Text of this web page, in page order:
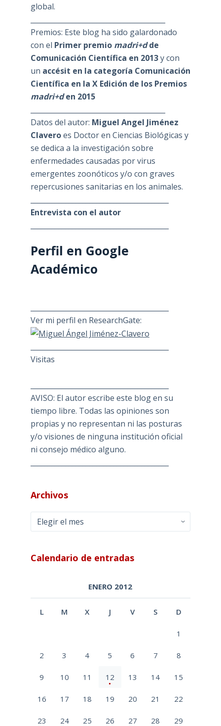
global.
Premios: Este blog ha sido galardonado
con el Primer premio madri+dde
Comunicación Científica en 2013y con
un accésit en la categoría Comunicación
Científica en la X Edición de los Premios
madri+den 2015
Datos del autor: Miguel Angel Jiménez
Claveroes Doctor en Ciencias Biológicas y
se dedica a la investigación sobre
enfermedades causadas por virus
emergentes zoonóticos y/o con graves
repercusiones sanitarias en los animales.
Entrevista con el autor
Perfil en Google
Académico
Ver mi perfil en ResearchGate:
Visitas
AVISO: El autor escribe este blog en su
tiempo libre. Todas las opiniones son
propias y no representan ni las posturas
y/o visiones de ninguna institución oficial
ni consejo médico alguno.
Archivos
Archivos
Calendario de entradas
ENERO 2012
L M X J V S D
1
2 3 4 5 6 7 8
9 10 11 12 13 14 15
16 17 18 19 20 21 22
23 24 25 26 27 28 29